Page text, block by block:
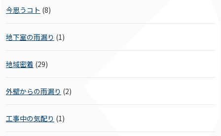
今思うコト (8)
地下室の雨漏り (1)
地域密着 (29)
外壁からの雨漏り (2)
工事中の気配り (1)